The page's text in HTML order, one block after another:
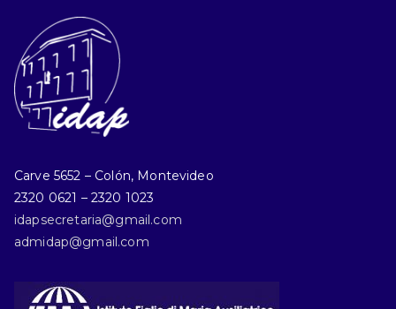
Carve 5652 – Colón, Montevideo
2320 0621 – 2320 1023
idapsecretaria@gmail.com
admidap@gmail.com